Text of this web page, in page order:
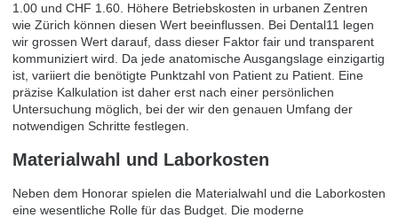
1.00 und CHF 1.60. Höhere Betriebskosten in urbanen Zentren
wie Zürich können diesen Wert beeinflussen. Bei Dental11 legen
wir grossen Wert darauf, dass dieser Faktor fair und transparent
kommuniziert wird. Da jede anatomische Ausgangslage einzigartig
ist, variiert die benötigte Punktzahl von Patient zu Patient. Eine
präzise Kalkulation ist daher erst nach einer persönlichen
Untersuchung möglich, bei der wir den genauen Umfang der
notwendigen Schritte festlegen.
Materialwahl und Laborkosten
Neben dem Honorar spielen die Materialwahl und die Laborkosten
eine wesentliche Rolle für das Budget. Die moderne